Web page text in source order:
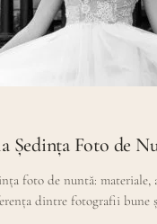
Ședința Foto de
foto de nuntă: materiale,
dintre fotografii bune